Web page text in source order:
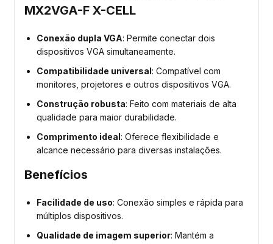
MX2VGA-F X-CELL
Conexão dupla VGA: Permite conectar dois
dispositivos VGA simultaneamente.
Compatibilidade universal: Compatível com
monitores, projetores e outros dispositivos VGA.
Construção robusta: Feito com materiais de alta
qualidade para maior durabilidade.
Comprimento ideal: Oferece flexibilidade e
alcance necessário para diversas instalações.
Benefícios
Facilidade de uso: Conexão simples e rápida para
múltiplos dispositivos.
Qualidade de imagem superior: Mantém a